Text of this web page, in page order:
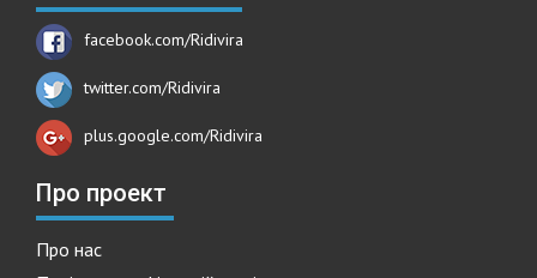
facebook.com/Ridivira
twitter.com/Ridivira
plus.google.com/Ridivira
Про проект
Про нас